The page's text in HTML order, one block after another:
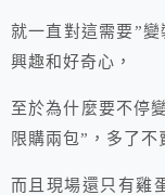
就一直對這需要”變
興趣和好奇心，
至於為什麼要不停
限購兩包”，多了不
而且現場還只有雞